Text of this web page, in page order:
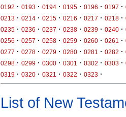
0192 · 0193 · 0194 · 0195 · 0196 · 0197 ·
0213 · 0214 · 0215 · 0216 · 0217 · 0218 ·
0235 · 0236 · 0237 · 0238 · 0239 · 0240 ·
0256 · 0257 · 0258 · 0259 · 0260 · 0261 ·
0277 · 0278 · 0279 · 0280 · 0281 · 0282 ·
0298 · 0299 · 0300 · 0301 · 0302 · 0303 ·
0319 · 0320 · 0321 · 0322 · 0323 ·
List of New